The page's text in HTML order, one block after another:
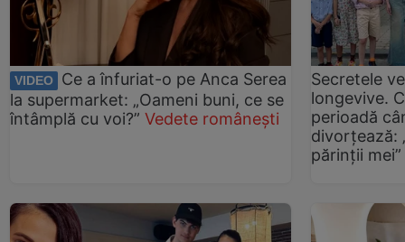
VIDEO
Ce a înfuriat-o pe Anca Serea
la supermarket: „Oameni buni, ce se
întâmplă cu voi?” Vedete românești
Secretele
longevive.
perioadă
divorțează:
părinţii mei”